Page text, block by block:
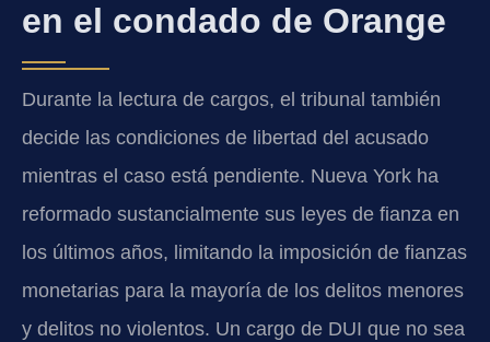
en el condado de Orange
Durante la lectura de cargos, el tribunal también
decide las condiciones de libertad del acusado
mientras el caso está pendiente. Nueva York ha
reformado sustancialmente sus leyes de fianza en
los últimos años, limitando la imposición de fianzas
monetarias para la mayoría de los delitos menores
y delitos no violentos. Un cargo de DUI que no sea